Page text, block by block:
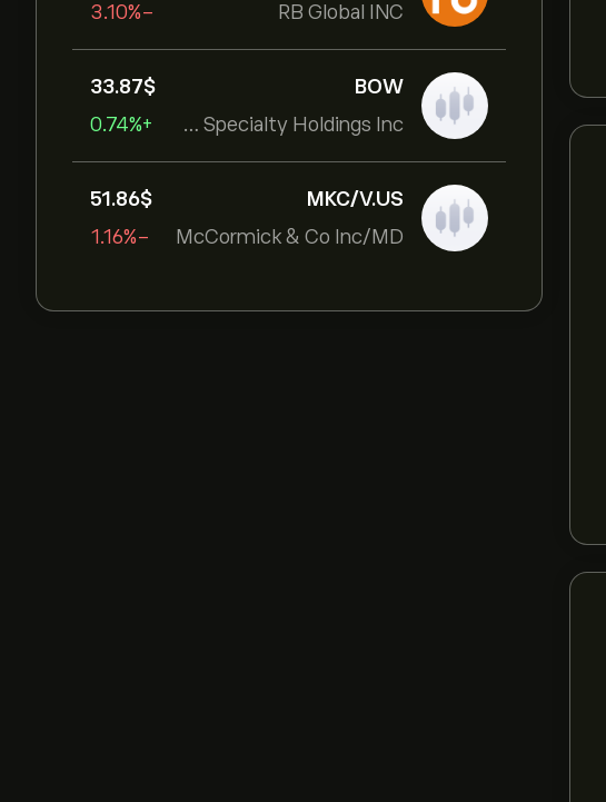
RB Global INC
-3.10%
BOW
Bowhead Specialty Holdings Inc
33.87‎$‎
+0.74%
MKC/V.US
McCormick & Co Inc/MD
51.86‎$‎
-1.16%